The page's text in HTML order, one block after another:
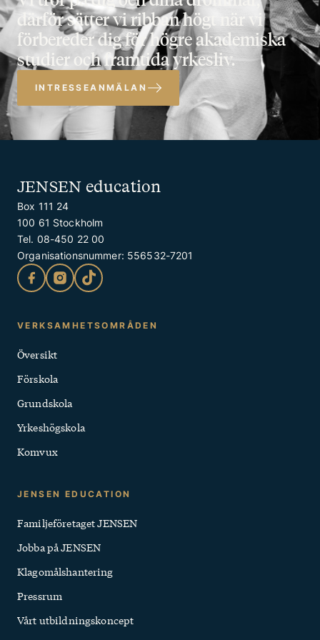
därför sätter vi ribban högt när vi
förbereder dig för högre akademiska
studier och framtida yrkesliv.
INTRESSEANMÄLAN
JENSEN education
Box 111 24
100 61 Stockholm
Tel. 08-450 22 00
Organisationsnummer: 556532-7201
Kontakt
Snabblänkar
VERKSAMHETSOMRÅDEN
Översikt
Förskola
Grundskola
Yrkeshögskola
Komvux
JENSEN EDUCATION
Familjeföretaget JENSEN
Jobba på JENSEN
Klagomålshantering
Pressrum
Vårt utbildningskoncept